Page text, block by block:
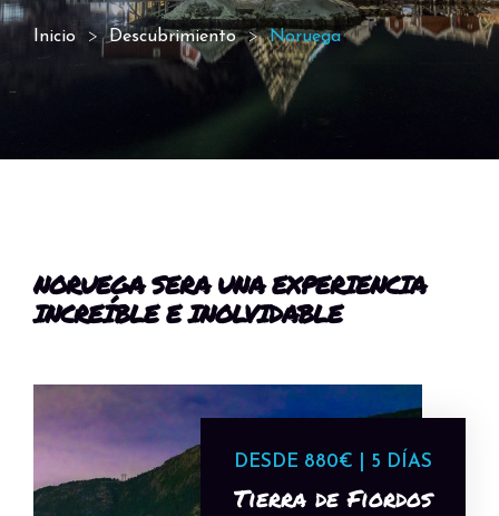
Inicio Descubrimiento Noruega
NORUEGA SERA UNA EXPERIENCIA
INCREÍBLE E INOLVIDABLE
DESDE 880€ | 5 DÍAS
Tierra de Fiordos